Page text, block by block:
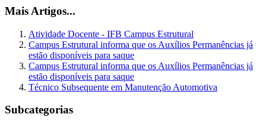
Mais Artigos...
Atividade Docente - IFB Campus Estrutural
Campus Estrutural informa que os Auxílios Permanências já
estão disponíveis para saque
Campus Estrutural informa que os Auxílios Permanências já
estão disponíveis para saque
Técnico Subsequente em Manutenção Automotiva
Subcategorias